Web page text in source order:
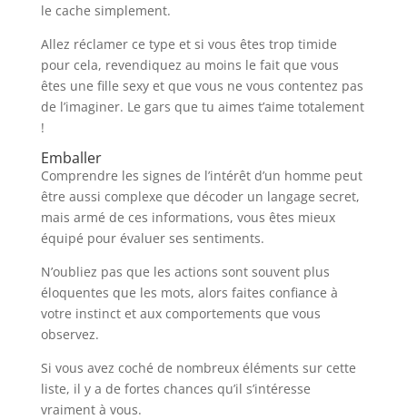
le cache simplement.
Allez réclamer ce type et si vous êtes trop timide
pour cela, revendiquez au moins le fait que vous
êtes une fille sexy et que vous ne vous contentez pas
de l’imaginer. Le gars que tu aimes t’aime totalement
!
Emballer
Comprendre les signes de l’intérêt d’un homme peut
être aussi complexe que décoder un langage secret,
mais armé de ces informations, vous êtes mieux
équipé pour évaluer ses sentiments.
N’oubliez pas que les actions sont souvent plus
éloquentes que les mots, alors faites confiance à
votre instinct et aux comportements que vous
observez.
Si vous avez coché de nombreux éléments sur cette
liste, il y a de fortes chances qu’il s’intéresse
vraiment à vous.